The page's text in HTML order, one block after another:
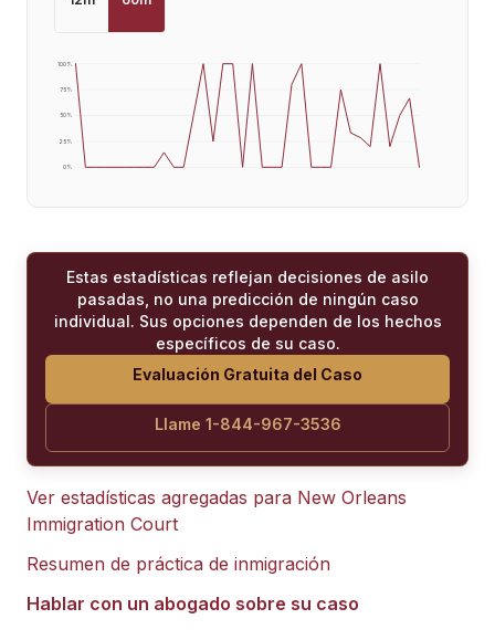
0%
25%
50%
75%
100%
Estas estadísticas reflejan decisiones de asilo
pasadas, no una predicción de ningún caso
individual. Sus opciones dependen de los hechos
específicos de su caso.
Evaluación Gratuita del Caso
Llame 1-844-967-3536
Ver estadísticas agregadas para New Orleans
Immigration Court
Resumen de práctica de inmigración
Hablar con un abogado sobre su caso